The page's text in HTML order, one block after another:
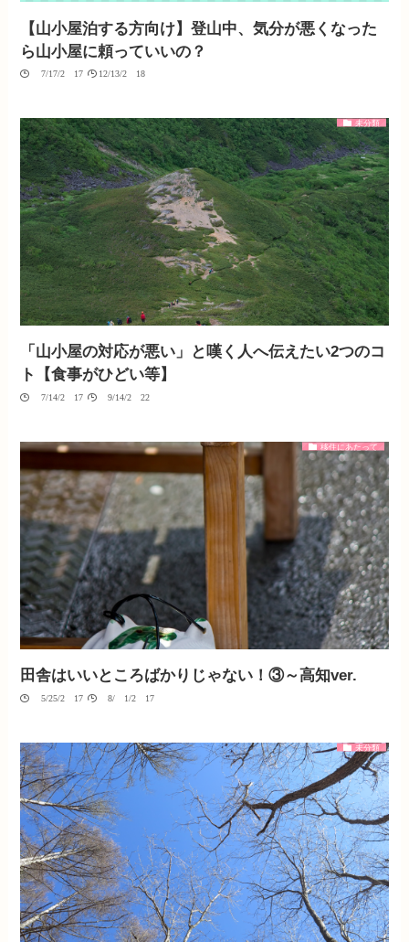
【山小屋泊する方向け】登山中、気分が悪くなった
ら山小屋に頼っていいの？
07/17/2017 12/13/2018
未分類
「山小屋の対応が悪い」と嘆く人へ伝えたい2つのコ
ト【食事がひどい等】
07/14/2017 09/14/2022
移住にあたって
田舎はいいところばかりじゃない！③～高知ver.
05/25/2017 08/01/2017
未分類